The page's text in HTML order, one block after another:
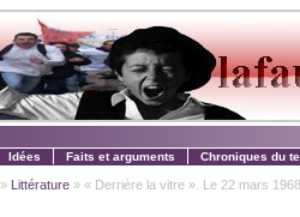
Idées Faits et arguments Chroniques du
» Littérature » « Derrière la vitre ». Le 22 mars